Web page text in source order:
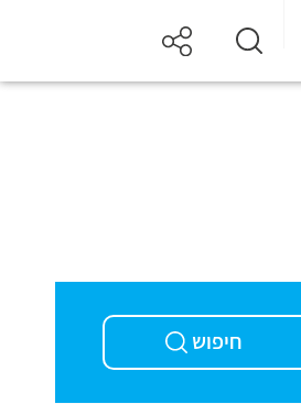
חיפוש